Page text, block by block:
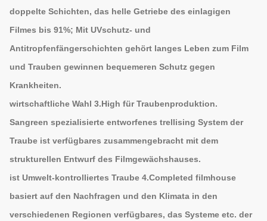
doppelte Schichten, das helle Getriebe des einlagigen
Filmes bis 91%; Mit UVschutz- und
Antitropfenfängerschichten gehört langes Leben zum Film
und Trauben gewinnen bequemeren Schutz gegen
Krankheiten.
wirtschaftliche Wahl 3.High für Traubenproduktion.
Sangreen spezialisierte entworfenes trellising System der
Traube ist verfügbares zusammengebracht mit dem
strukturellen Entwurf des Filmgewächshauses.
ist Umwelt-kontrolliertes Traube 4.Completed filmhouse
basiert auf den Nachfragen und den Klimata in den
verschiedenen Regionen verfügbares, das Systeme etc. der